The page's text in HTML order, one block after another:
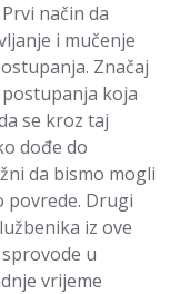
način da
i mučenje
Značaj
koja
se kroz taj
dođe do
da bismo mogli
povrede. Drugi
iz ove
u
vrijeme